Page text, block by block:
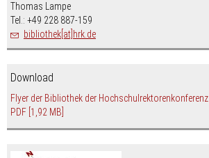
Thomas Lampe
Tel.: +49 228 887-159
bibliothek[at]hrk.de
Download
Flyer der Bibliothek der Hochschulrektorenkonferenz
PDF [1,92 MB]